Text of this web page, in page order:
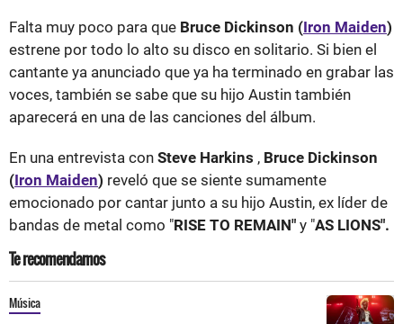
Falta muy poco para que Bruce Dickinson (Iron Maiden)
estrene por todo lo alto su disco en solitario. Si bien el
cantante ya anunciado que ya ha terminado en grabar las
voces, también se sabe que su hijo Austin también
aparecerá en una de las canciones del álbum.
En una entrevista con Steve Harkins , Bruce Dickinson
(Iron Maiden) reveló que se siente sumamente
emocionado por cantar junto a su hijo Austin, ex líder de
bandas de metal como "RISE TO REMAIN" y "AS LIONS".
Te recomendamos
Música